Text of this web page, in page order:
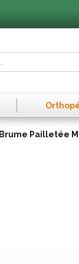
Brume Pailletée